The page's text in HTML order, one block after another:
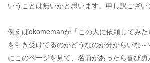
いうことは無いかと思います。申し訳ござい
例えばokomemanが「この人に依頼してみ
を引き受けてるのかどうなのか分からいな
にこのページを見て、名前があったら喜び